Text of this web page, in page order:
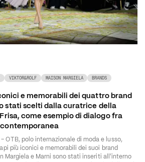
VIKTOR&ROLF MAISON MARGIELA BRANDS
e memorabili dei quattro brand
stati scelti dalla curatrice della
come esempio di dialogo fra
– OTB, polo internazionale di moda e lusso,
più iconici e memorabili dei suoi brand
Margiela e Marni sono stati inseriti all'interno